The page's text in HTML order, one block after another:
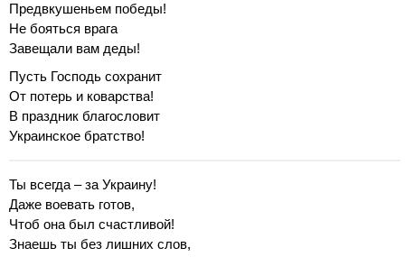
Предвкушеньем победы!
Не бояться врага
Завещали вам деды!
Пусть Господь сохранит
От потерь и коварства!
В праздник благословит
Украинское братство!
Ты всегда – за Украину!
Даже воевать готов,
Чтоб она был счастливой!
Знаешь ты без лишних слов,